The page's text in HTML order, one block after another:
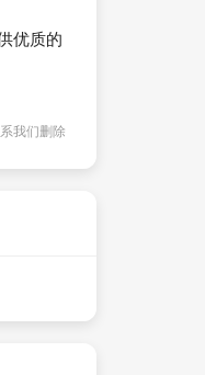
优质的
我们删除